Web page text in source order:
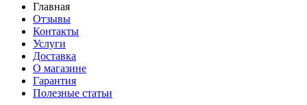
Главная
Отзывы
Контакты
Услуги
Доставка
О магазине
Гарантия
Полезные статьи